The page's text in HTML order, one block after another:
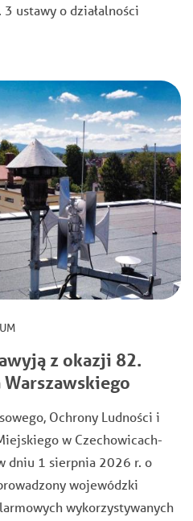
ustawy o działalności
z okazji 82.
Ochrony Ludności i
w Czechowicach-
dniu 1 sierpnia 2026 r. o
wojewódzki
wykorzystywanych